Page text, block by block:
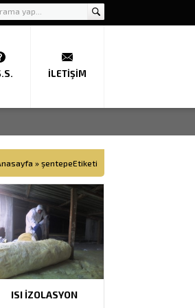
İLETIŞIM
» şentepeEtiketi
ISI İZOLASYON